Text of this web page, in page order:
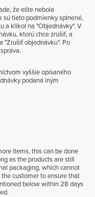
že ešte nebola
sú tieto podmienky splnené,
a klikol na "Objednávky". V
ktorú chce zrušiť, a
"Zrušiť objednávku". Po
vyššie opísaného
podaná iným
items, this can be done
as the products are still
packaging, which cannot
customer to ensure that
below within 28 days